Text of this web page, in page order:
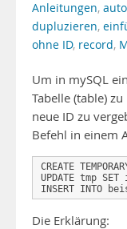
Anleitungen,
dupluzieren,
ohne ID, record,
Um in mySQL
Tabelle (table)
neue ID zu
Befehl in einem
CREATE
UPDATE tmp
INSERT INTO
Die Erklärung: